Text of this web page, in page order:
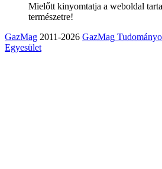
Mielőtt kinyomtatja a weboldal
természetre!
GazMag 2011-2026 GazMag
Egyesület